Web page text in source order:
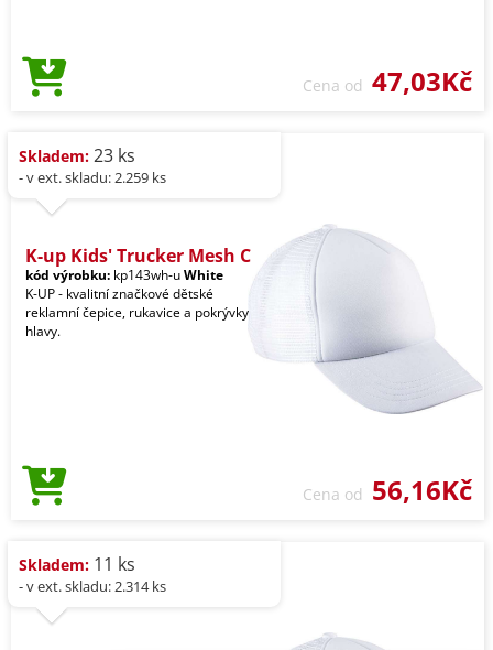
Cena od 47,03Kč
Skladem: 23 ks
- v ext. skladu: 2.259 ks
K-up Kids' Trucker Mesh C
kód výrobku: kp143wh-uWhite
K-UP - kvalitní značkové dětské
reklamní čepice, rukavice a pokrývky
hlavy.
Cena od 56,16Kč
Skladem: 11 ks
- v ext. skladu: 2.314 ks